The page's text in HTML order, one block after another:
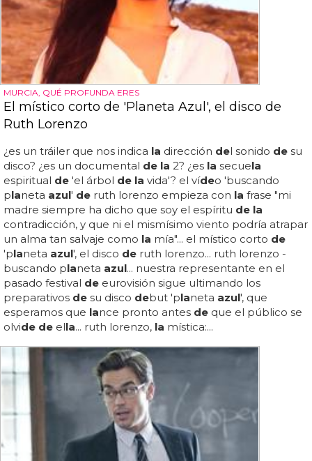
MURCIA, QUÉ PROFUNDA ERES
El místico corto de 'Planeta Azul', el disco de
Ruth Lorenzo
¿es un tráiler que nos indica la dirección del sonido de su
disco? ¿es un documental de la 2? ¿es la secuela
espiritual de 'el árbol de la vida'? el vídeo 'buscando
planeta azul' de ruth lorenzo empieza con la frase "mi
madre siempre ha dicho que soy el espíritu de la
contradicción, y que ni el mismísimo viento podría atrapar
un alma tan salvaje como la mía"... el místico corto de
'planeta azul', el disco de ruth lorenzo... ruth lorenzo -
buscando planeta azul... nuestra representante en el
pasado festival de eurovisión sigue ultimando los
preparativos de su disco debut 'planeta azul', que
esperamos que lance pronto antes de que el público se
olvide de ella... ruth lorenzo, la mística:...